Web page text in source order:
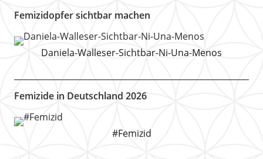
Femizidopfer sichtbar machen
Daniela-Walleser-Sichtbar-Ni-Una-Menos
Femizide in Deutschland 2026
#Femizid